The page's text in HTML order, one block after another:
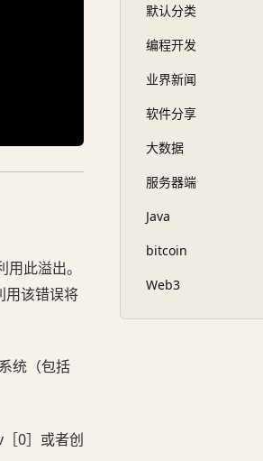
此溢出。
用该错误将
统（包括
0］或者创
默认分类
编程开发
业界新闻
软件分享
大数据
服务器端
Java
bitcoin
Web3